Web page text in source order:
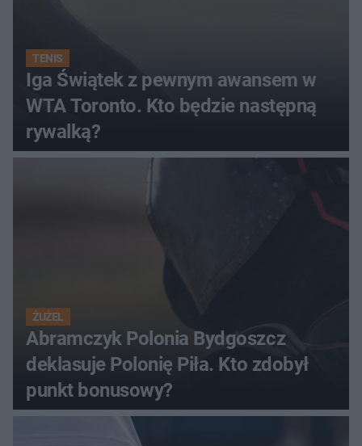
TENIS
Iga Świątek z pewnym awansem w
WTA Toronto. Kto będzie następną
rywalką?
ŻUŻEL
Abramczyk Polonia Bydgoszcz
deklasuje Polonię Piła. Kto zdobył
punkt bonusowy?